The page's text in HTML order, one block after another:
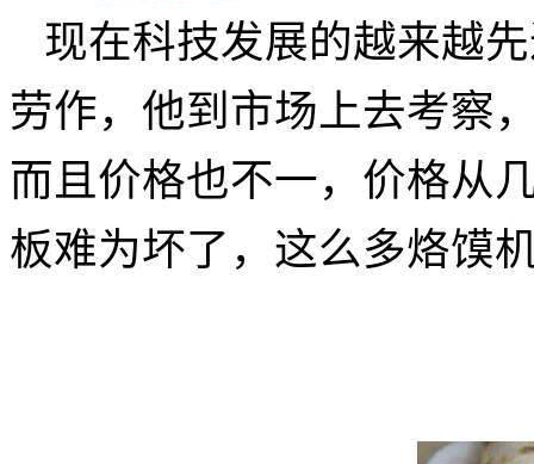
现在科技发展的越来越
劳作，他到市场上去考察
而且价格也不一，价格从
板难为坏了，这么多烙馍